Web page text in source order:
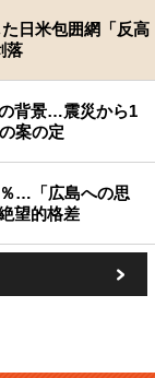
日米包囲網「反高
落
背景…震災から1
案の定
…「広島への思
望的格差